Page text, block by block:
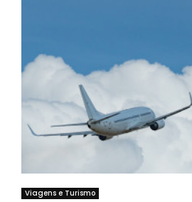
Viagens e Turismo